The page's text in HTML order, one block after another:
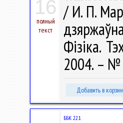
16
полный
текст
/ И. П.
Фізіка.
2004. – №
Добавить в
ББК 22.1